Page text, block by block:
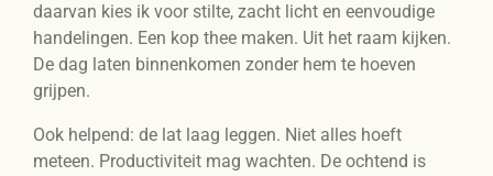
daarvan kies ik voor stilte, zacht licht en eenvoudige
handelingen. Een kop thee maken. Uit het raam kijken.
De dag laten binnenkomen zonder hem te hoeven
grijpen.
Ook helpend: de lat laag leggen. Niet alles hoeft
meteen. Productiviteit mag wachten. De ochtend is